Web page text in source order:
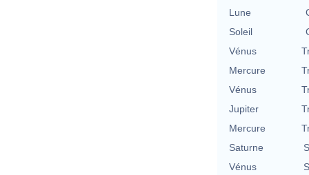
Lune
Soleil
Vénus
Mercure
Vénus
Jupiter
Mercure
Saturne
Vénus